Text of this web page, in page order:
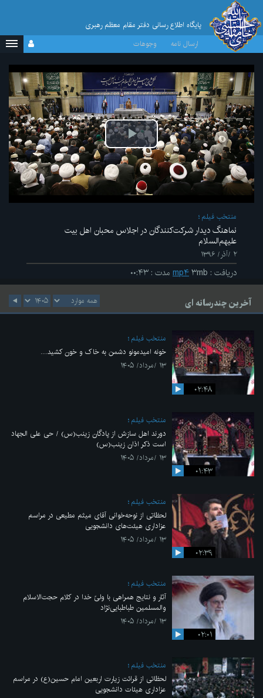
پایگاه اطلاع رسانی دفتر مقام معظم رهبری
ارسال نامه
وجوهات
پخش
ویدیو
منتخب فیلم
نماهنگ دیدار شرکت‌کنندگان در اجلاس محبان اهل بیت
علیهم‌السلام
۲ /آذر/ ۱۳۹۶
دریافت : mp۴۳mb مدت : ۰۰:۴۳
آخرین چندرسانه ای
۰۲:۴۸
منتخب فیلم
خونه امیدمونو دشمن به خاک و خون کشید....
۱۳ /مرداد/ ۱۴۰۵
۰۱:۴۳
منتخب فیلم
دورند اهل سازش از پادگان زینب(س) / حی علی الجهاد
است ذکر اذان زینب(س)
۱۳ /مرداد/ ۱۴۰۵
۰۲:۳۹
منتخب فیلم
لحظاتی از نوحه‌خوانی آقای میثم مطیعی در مراسم
عزاداری هیئت‌های دانشجویی
۱۳ /مرداد/ ۱۴۰۵
۰۲:۰۱
منتخب فیلم
آثار و نتایج همراهی با ولیّ خدا در کلام حجت‌الاسلام
والمسلمین طباطبایی‌نژاد
۱۳ /مرداد/ ۱۴۰۵
منتخب فیلم
لحظاتی از قرائت زیارت اربعین امام حسین(ع) در مراسم
عزاداری هیئات دانشجویی